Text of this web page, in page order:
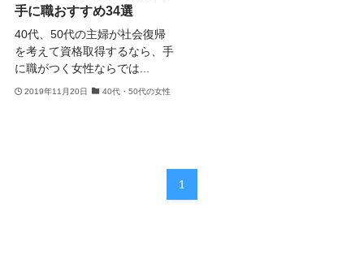
手に職おすすめ34選
40代、50代の主婦が社会復帰
を考えて資格取得するなら、手
に職がつく女性ならでは...
2019年11月20日 40代・50代の女性
1